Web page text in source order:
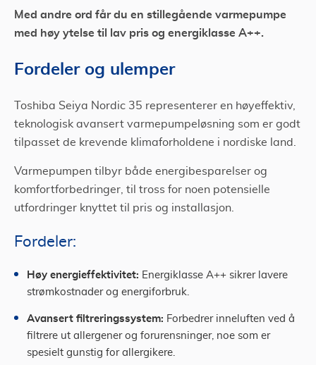
Med andre ord får du en stillegående varmepumpe
med høy ytelse til lav pris og energiklasse A++.
Fordeler og ulemper
Toshiba Seiya Nordic 35 representerer en høyeffektiv,
teknologisk avansert varmepumpeløsning som er godt
tilpasset de krevende klimaforholdene i nordiske land.
Varmepumpen tilbyr både energibesparelser og
komfortforbedringer, til tross for noen potensielle
utfordringer knyttet til pris og installasjon.
Fordeler:
Høy energieffektivitet: Energiklasse A++ sikrer lavere
strømkostnader og energiforbruk.
Avansert filtreringssystem: Forbedrer inneluften ved å
filtrere ut allergener og forurensninger, noe som er
spesielt gunstig for allergikere.